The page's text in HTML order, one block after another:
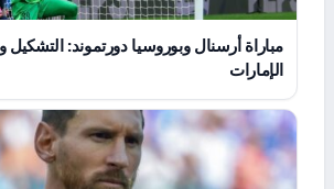
مباراة أرسنال وبوروسيا دورتموند:
الإمارات